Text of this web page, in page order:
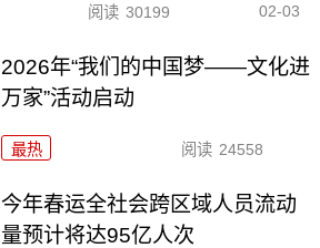
阅读 30199 02-03
2026年“我们的中国梦——文化进
万家”活动启动
最热 阅读 24558
今年春运全社会跨区域人员流动
量预计将达95亿人次